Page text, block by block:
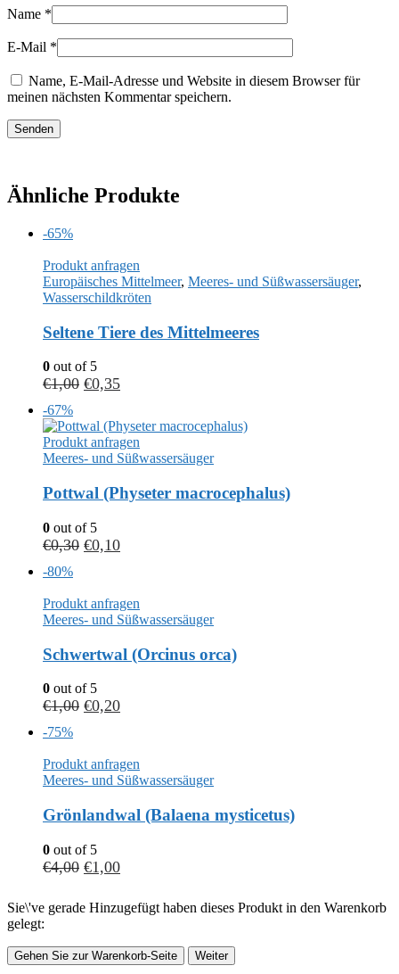
Name *
E-Mail *
Name, E-Mail-Adresse und Website in diesem Browser für
meinen nächsten Kommentar speichern.
Ähnliche Produkte
-65%
Produkt anfragen
Europäisches Mittelmeer, Meeres- und Süßwassersäuger,
Wasserschildkröten
Seltene Tiere des Mittelmeeres
0 out of 5
€1,00 €0,35
-67%
Produkt anfragen
Meeres- und Süßwassersäuger
Pottwal (Physeter macrocephalus)
0 out of 5
€0,30 €0,10
-80%
Produkt anfragen
Meeres- und Süßwassersäuger
Schwertwal (Orcinus orca)
0 out of 5
€1,00 €0,20
-75%
Produkt anfragen
Meeres- und Süßwassersäuger
Grönlandwal (Balaena mysticetus)
0 out of 5
€4,00 €1,00
Sie\'ve gerade Hinzugefügt haben dieses Produkt in den Warenkorb
gelegt:
Gehen Sie zur Warenkorb-Seite Weiter